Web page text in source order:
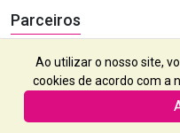
Parceiros
Ao utilizar o nosso site,
cookies de acordo com a